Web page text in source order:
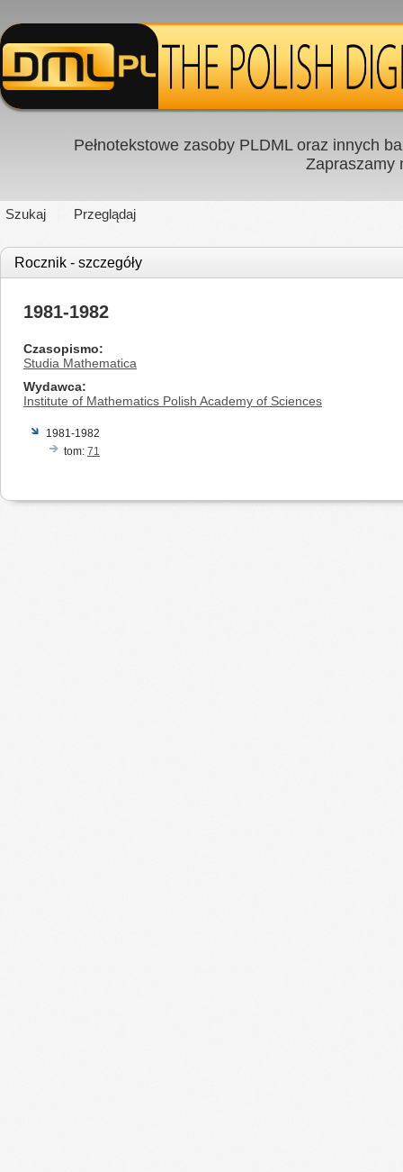
Pełnotekstowe zasoby PLDML oraz innych
Zapraszamy
Szukaj Przeglądaj
Rocznik - szczegóły
1981-1982
Czasopismo
Studia Mathematica
Wydawca
Institute of Mathematics Polish Academy of Sciences
1981-1982
tom: 71